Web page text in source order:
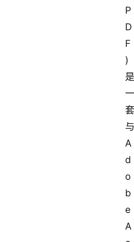
P
D
F
)
是
一
套
与
A
d
o
b
e
A